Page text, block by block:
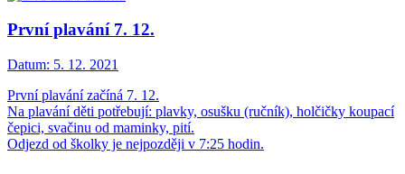
První plavání 7. 12.
Datum: 5. 12. 2021
První plavání začíná 7. 12.
Na plavání děti potřebují: plavky, osušku (ručník), holčičky koupací
čepici, svačinu od maminky, pití.
Odjezd od školky je nejpozději v 7:25 hodin.